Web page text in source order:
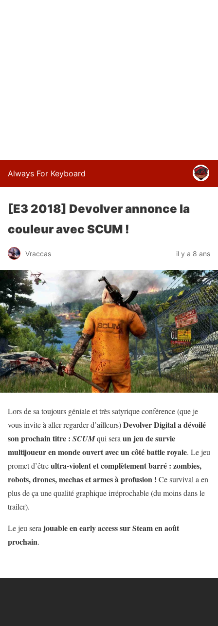
Always For Keyboard
[E3 2018] Devolver annonce la
couleur avec SCUM !
Vraccas il y a 8 ans
Lors de sa toujours géniale et très satyrique conférence (que je
vous invite à aller regarder d’ailleurs)Devolver Digital a dévoilé
son prochain titre : SCUMqui sera un jeu de survie
multijoueur en monde ouvert avec un côté battle royale. Le jeu
promet d’êtreultra-violent et complètement barré : zombies,
robots, drones, mechas et armes à profusion ! Ce survival a en
plus de ça une qualité graphique irréprochable (du moins dans le
trailer).
Le jeu sera jouable en early access sur Steam en août
prochain.